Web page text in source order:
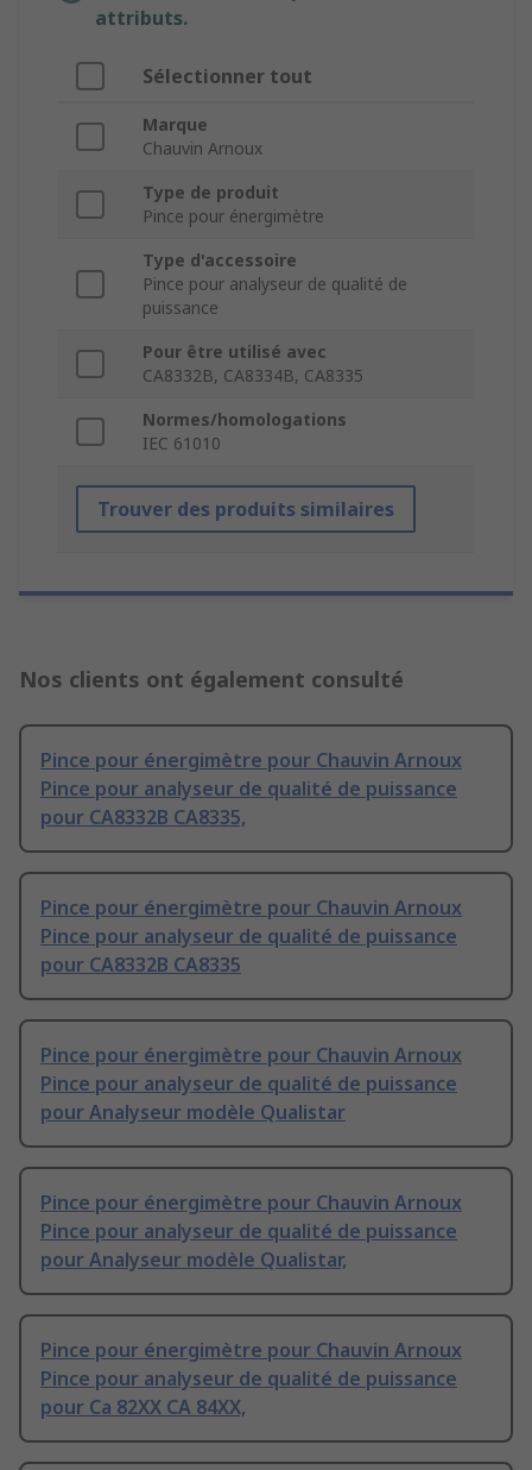
attributs.
Sélectionner tout
Marque
Chauvin Arnoux
Type de produit
Pince pour énergimètre
Type d'accessoire
Pince pour analyseur de qualité de
puissance
Pour être utilisé avec
CA8332B, CA8334B, CA8335
Normes/homologations
IEC 61010
Trouver des produits similaires
Nos clients ont également consulté
Pince pour énergimètre pour Chauvin Arnoux
Pince pour analyseur de qualité de puissance
pour CA8332B CA8335,
Pince pour énergimètre pour Chauvin Arnoux
Pince pour analyseur de qualité de puissance
pour CA8332B CA8335
Pince pour énergimètre pour Chauvin Arnoux
Pince pour analyseur de qualité de puissance
pour Analyseur modèle Qualistar
Pince pour énergimètre pour Chauvin Arnoux
Pince pour analyseur de qualité de puissance
pour Analyseur modèle Qualistar,
Pince pour énergimètre pour Chauvin Arnoux
Pince pour analyseur de qualité de puissance
pour Ca 82XX CA 84XX,